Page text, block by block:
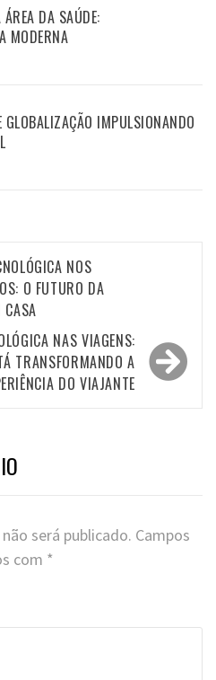
DA SAÚDE:
MODERNA
IMPULSIONANDO
NOS
O FUTURO DA
CASA
NAS VIAGENS:
TRANSFORMANDO A
DO VIAJANTE
será publicado. Campos
com *